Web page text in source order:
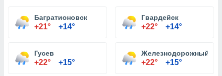
Багратионовск
+21° +14°
Гвардейск
+22° +14°
Гусев
+22° +15°
Железнодорожный
+22° +15°